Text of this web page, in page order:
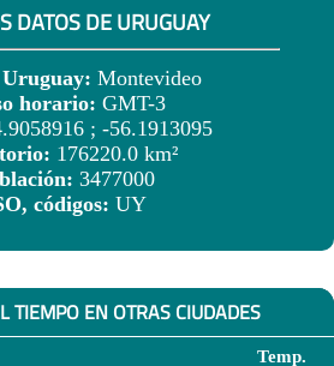
DATOS DE URUGUAY
Montevideo
horario: GMT-3
; -56.1913095
176220.0 km²
3477000
códigos: UY
TIEMPO EN OTRAS CIUDADES
Temp.